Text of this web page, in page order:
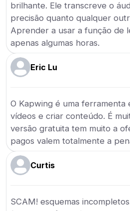
brilhante. Ele transcreve o
precisão quanto qualquer
Aprender a usar a função de
apenas algumas horas.
Eric Lu
O Kapwing é uma
vídeos e criar conteúdo. É
versão gratuita tem muito a
pagos valem totalmente a
Curtis
SCAM! esquemas